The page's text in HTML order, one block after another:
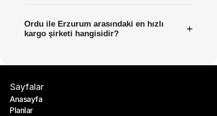
Ordu ile Erzurum arasındaki en hızlı
kargo şirketi hangisidir?
+
Sayfalar
Anasayfa
Anasayfa
Planlar